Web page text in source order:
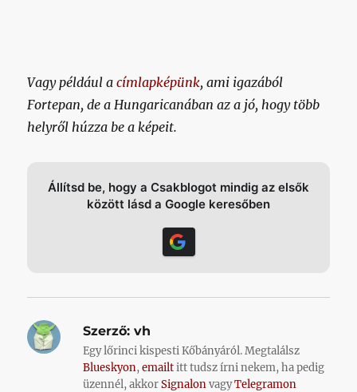
Vagy például acímlapképünk, ami igazából
Fortepan, de a Hungaricanában az a jó, hogy több
helyről húzza be a képeit.
Állítsd be, hogy a Csakblogot mindig az elsők
között lásd a Google keresőben
Szerző: vh
Egy lőrinci kispesti Kőbányáról. Megtalálsz
Blueskyon,emailtitt tudsz írni nekem, ha pedig
üzennél, akkorSignalonvagyTelegramon